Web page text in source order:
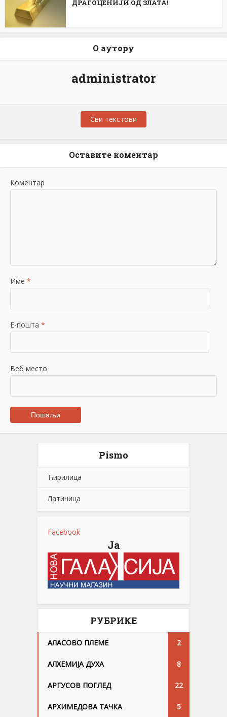
ДРАГОЦЕНИЈИ ОД ЗЛАТА!
О аутору
administrator
Сви текстови
Оставите коментар
Коментар
Име *
Е-пошта *
Веб место
Pismo
Ћирилица
Латиница
Facebook
Ја
РУБРИКЕ
АЛАСОВО ПЛЕМЕ 2
АЛХЕМИЈА ДУХА 8
АРГУСОВ ПОГЛЕД 22
АРХИМЕДОВА ТАЧКА 5